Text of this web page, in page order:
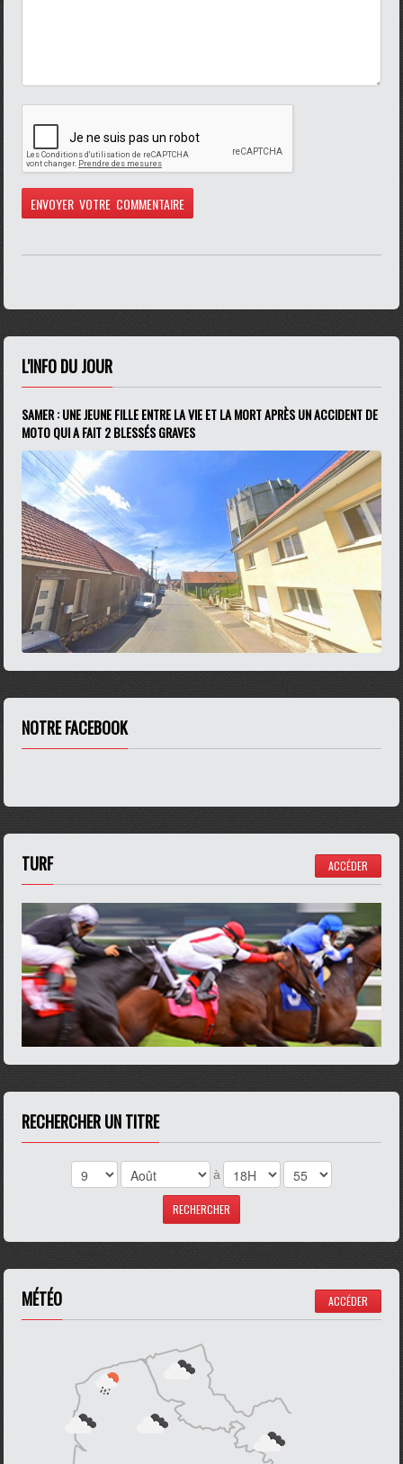
L'INFO DU JOUR
SAMER : UNE JEUNE FILLE ENTRE LA VIE ET LA MORT APRÈS UN ACCIDENT DE
MOTO QUI A FAIT 2 BLESSÉS GRAVES
NOTRE FACEBOOK
TURF ACCÉDER
RECHERCHER UN TITRE
à
MÉTÉO ACCÉDER